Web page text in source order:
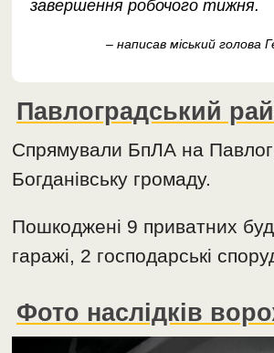
завершення робочого тижня.
– написав міський голова
Павлоградський
Спрямували БпЛА на
Богданівську громаду.
Пошкоджені 9 приватних
гаражі, 2 господарські
Фото наслідків